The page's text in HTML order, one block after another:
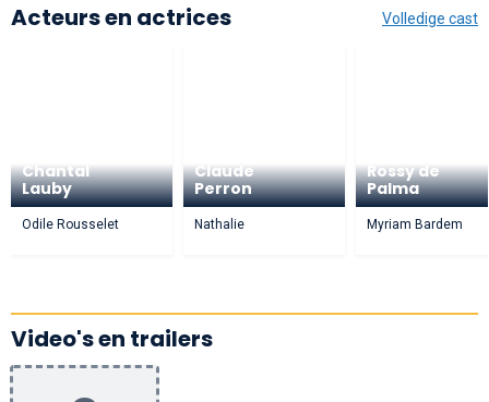
Volledige cast
Acteurs en actrices
Chantal
Lauby
Odile Rousselet
Claude
Perron
Nathalie
Rossy de
Palma
Myriam Bardem
Video's en trailers